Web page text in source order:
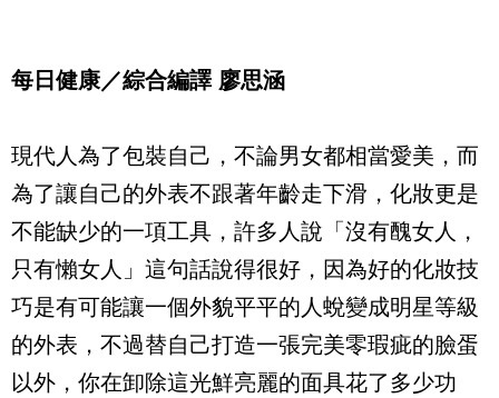
每日健康／綜合編譯 廖思涵
現代人為了包裝自己，不論男女都相當愛美，而
為了讓自己的外表不跟著年齡走下滑，化妝更是
不能缺少的一項工具，許多人說「沒有醜女人，
只有懶女人」這句話說得很好，因為好的化妝技
巧是有可能讓一個外貌平平的人蛻變成明星等級
的外表，不過替自己打造一張完美零瑕疵的臉蛋
以外，你在卸除這光鮮亮麗的面具花了多少功